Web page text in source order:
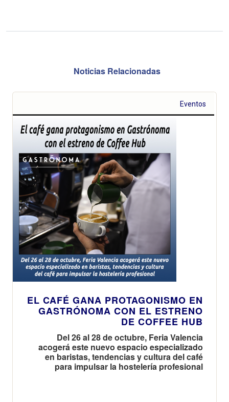
Noticias Relacionadas
Eventos
EL CAFÉ GANA PROTAGONISMO EN
GASTRÓNOMA CON EL ESTRENO
DE COFFEE HUB
Del 26 al 28 de octubre, Feria Valencia
acogerá este nuevo espacio especializado
en baristas, tendencias y cultura del café
para impulsar la hostelería profesional